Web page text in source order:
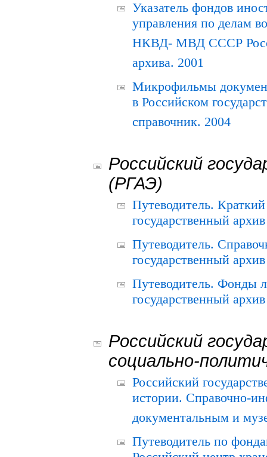
Указатель фондов
управления по делам
НКВД- МВД СССР
архива. 2001
Микрофильмы
в Российском
справочник. 2004
Российский
(РГАЭ)
Путеводитель.
государственный
Путеводитель.
государственный
Путеводитель. Фонды
государственный
Российский
социально-
Российский
истории. Справочно-
документальным и
Путеводитель по